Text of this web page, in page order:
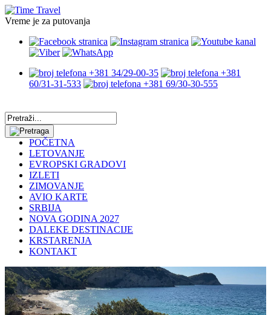
Vreme je za putovanja
+381 34/29-00-35
+381
60/31-31-533
+381 69/30-30-555
POČETNA
LETOVANJE
EVROPSKI GRADOVI
IZLETI
ZIMOVANJE
AVIO KARTE
SRBIJA
NOVA GODINA 2027
DALEKE DESTINACIJE
KRSTARENJA
KONTAKT